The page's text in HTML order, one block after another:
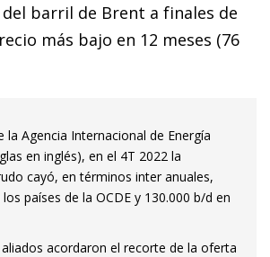
barril de Brent a finales de
más bajo en 12 meses (76
la Agencia Internacional de Energía
en inglés), en el 4T 2022 la
cayó, en términos inter anuales,
países de la OCDE y 130.000 b/d en
aliados acordaron el recorte de la oferta